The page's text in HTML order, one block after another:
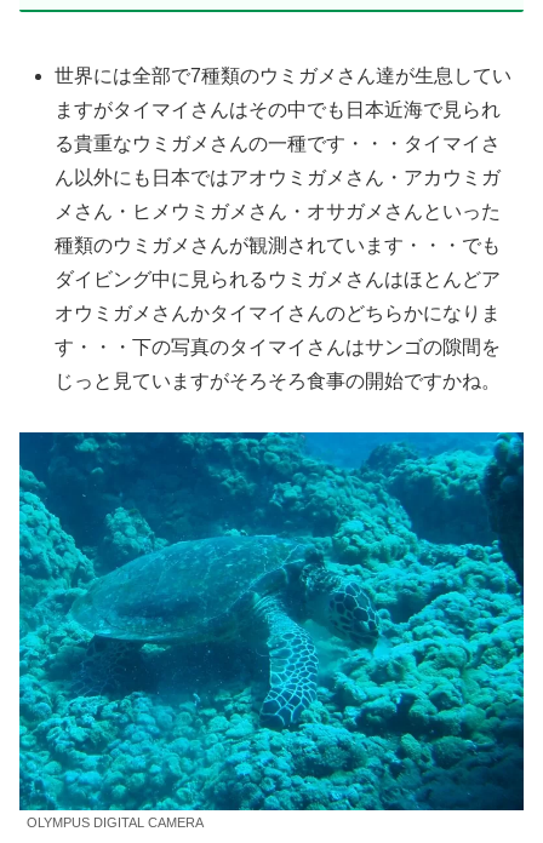
世界には全部で7種類のウミガメさん達が生息してい
ますがタイマイさんはその中でも日本近海で見られ
る貴重なウミガメさんの一種です・・・タイマイさ
ん以外にも日本ではアオウミガメさん・アカウミガ
メさん・ヒメウミガメさん・オサガメさんといった
種類のウミガメさんが観測されています・・・でも
ダイビング中に見られるウミガメさんはほとんどア
オウミガメさんかタイマイさんのどちらかになりま
す・・・下の写真のタイマイさんはサンゴの隙間を
じっと見ていますがそろそろ食事の開始ですかね。
OLYMPUS DIGITAL CAMERA